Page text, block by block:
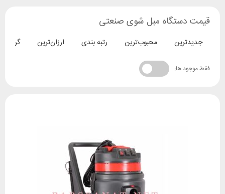
مبل شوی صنعتی
محبوب‌ترین رتبه بندی ارزان‌ترین گران‌ترین
ها: